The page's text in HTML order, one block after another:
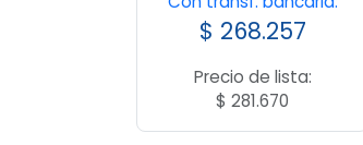
$ 268.257
Precio de lista:
$ 281.670